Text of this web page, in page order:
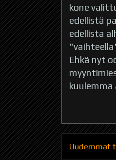
kone
edellistä
edellista
Ehkä nyt
kuulemma
Uudemmat